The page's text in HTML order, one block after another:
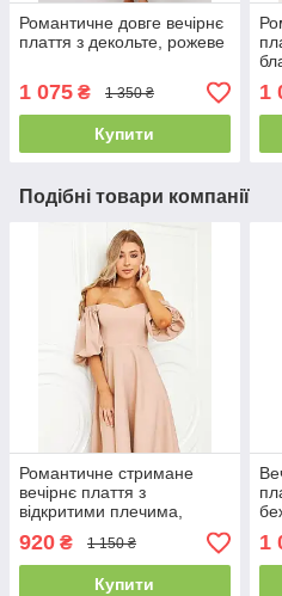
Романтичне довге вечірнє
плаття з декольте, рожеве
1 075 ₴ 1 350 ₴
Купити
1
Подібні товари компанії
Романтичне стримане
вечірнє плаття з
відкритими плечима,
920 ₴ 1 150 ₴
Купити
1